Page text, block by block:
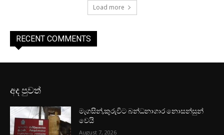
Load more
RECENT COMMENTS
අද පුවත්
මැගසින්,කුරුවිට බන්ධනාගාර නොසන්සුන්
වෙයි
August 7, 2026